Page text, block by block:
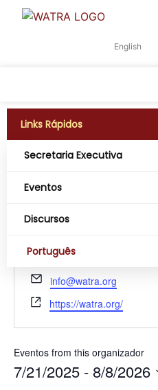
English
Links Rápidos
Secretaria Executiva
Eventos
Discursos
Português
Phone
+2348033331053
Email
info@watra.org
Website
https://watra.org/
Eventos from this organizador
7/21/2025 - 8/8/2026